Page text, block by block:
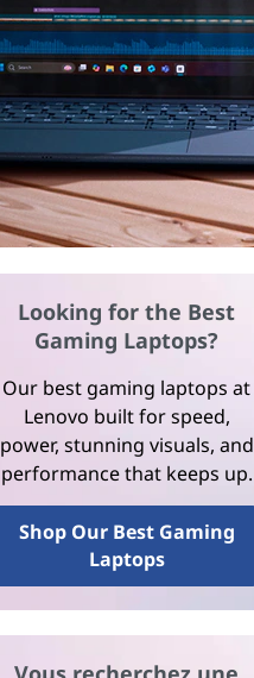
Looking for the Best
Gaming Laptops?
Our best gaming laptops at
Lenovo built for speed,
power, stunning visuals, and
performance that keeps up.
Shop Our Best Gaming
Laptops